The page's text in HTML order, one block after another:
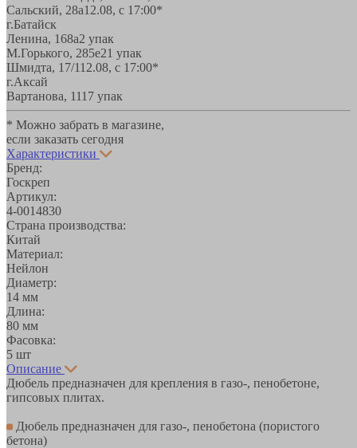
Сальский, 28a12.08, с 17:00*
г.Батайск
Ленина, 168а2 упак
М.Горького, 285е21 упак
Шмидта, 17/112.08, с 17:00*
г.Аксай
Вартанова, 1117 упак
* Можно забрать в магазине,
если заказать сегодня
Характеристики
Бренд:
Госкреп
Артикул:
4-0014830
Страна производства:
Китай
Материал:
Нейлон
Диаметр:
14 мм
Длина:
80 мм
Фасовка:
5 шт
Описание
Дюбель предназначен для крепления в газо-, пенобетоне,
гипсовых плитах.
Дюбель предназначен для газо-, пенобетона (пористого
бетона)